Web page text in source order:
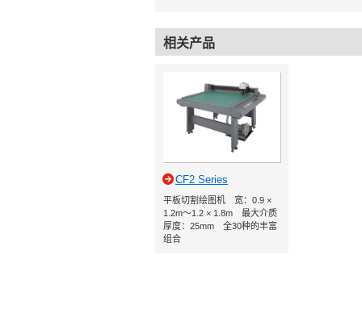
相关产品
CF2 Series
平板切割绘图机 宽：0.9 ×
1.2m～1.2 × 1.8m 最大介质
厚度：25mm 全30种的丰富
组合